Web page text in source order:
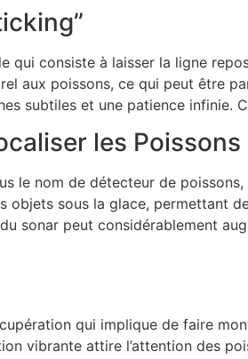
qui consiste à laisser la ligne
aux poissons, ce qui peut être
subtiles et une patience infinie.
les Poissons
le nom de détecteur de
objets sous la glace, permettant
sonar peut considérablement
qui implique de faire
vibrante attire l’attention des